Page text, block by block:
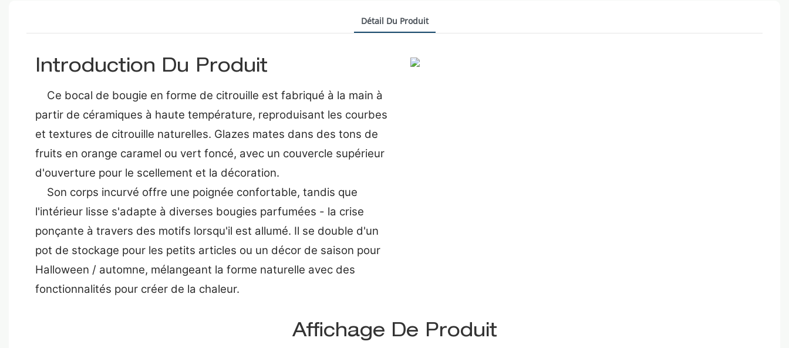
Détail Du Produit
Introduction Du Produit
Ce bocal de bougie en forme de citrouille est fabriqué à la main à
partir de céramiques à haute température, reproduisant les courbes
et textures de citrouille naturelles. Glazes mates dans des tons de
fruits en orange caramel ou vert foncé, avec un couvercle supérieur
d'ouverture pour le scellement et la décoration.
Son corps incurvé offre une poignée confortable, tandis que
l'intérieur lisse s'adapte à diverses bougies parfumées - la crise
ponçante à travers des motifs lorsqu'il est allumé. Il se double d'un
pot de stockage pour les petits articles ou un décor de saison pour
Halloween / automne, mélangeant la forme naturelle avec des
fonctionnalités pour créer de la chaleur.
Affichage De Produit